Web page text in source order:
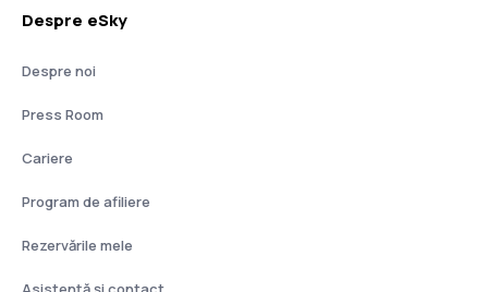
Despre eSky
Despre noi
Press Room
Cariere
Program de afiliere
Rezervările mele